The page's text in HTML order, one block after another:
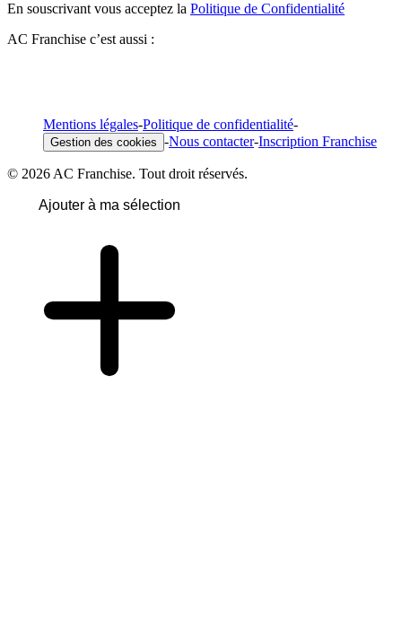
En souscrivant vous acceptez la Politique de Confidentialité
AC Franchise c’est aussi :
Mentions légales-Politique de confidentialité-
Gestion des cookies -Nous contacter-Inscription Franchise
© 2026 AC Franchise. Tout droit réservés.
Ajouter à ma sélection